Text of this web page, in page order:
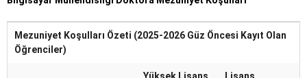
Mezuniyet Koşulları Özeti (2025-2026 Güz Öncesi Kayıt Olan
Öğrenciler)